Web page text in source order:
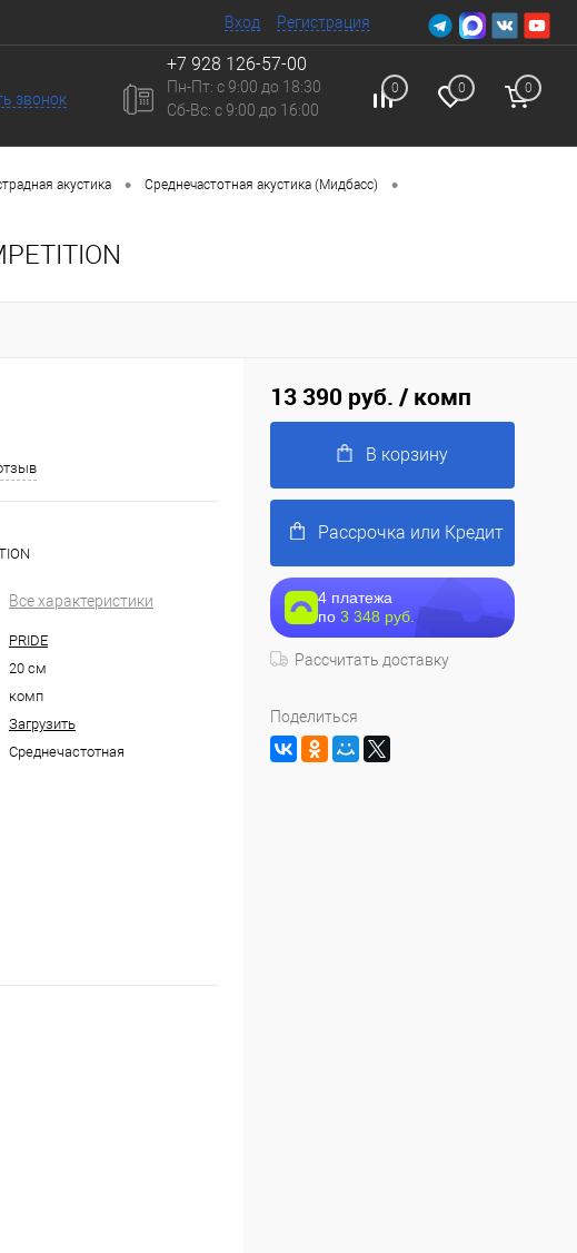
Вход Регистрация
звонок
+7 928 126-57-00
Пн-Пт: с 9:00 до 18:30
Сб-Вc: с 9:00 до 16:00
0 0 0
акустика • Среднечастотная акустика (Мидбасс) •
Все характеристики
PRIDE
20 см
комп
Загрузить
Среднечастотная
13 390 руб. / комп
В корзину
Рассрочка или Кредит
4 платежа
по 3 348 руб.
Рассчитать доставку
Поделиться